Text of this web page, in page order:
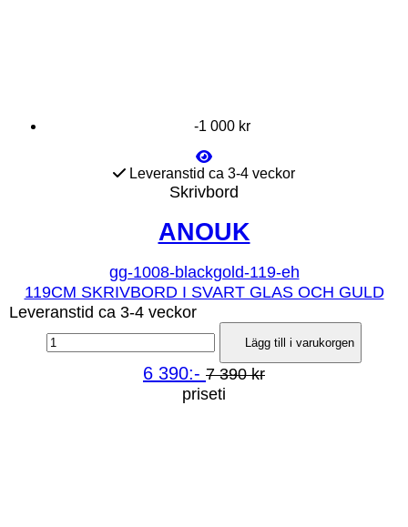
-1 000 kr
Leveranstid ca 3-4 veckor
Skrivbord
ANOUK
gg-1008-blackgold-119-eh
119CM SKRIVBORD I SVART GLAS OCH GULD
Leveranstid ca 3-4 veckor
Lägg till i varukorgen
6 390:- 7 390 kr
priseti